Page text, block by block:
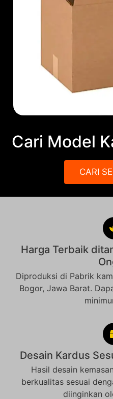
Cari Model
CARI
Harga Terbaik
Diproduksi di Pabrik
Bogor, Jawa Barat.
Desain Kardus
Hasil desain
berkualitas sesuai
diinginkan